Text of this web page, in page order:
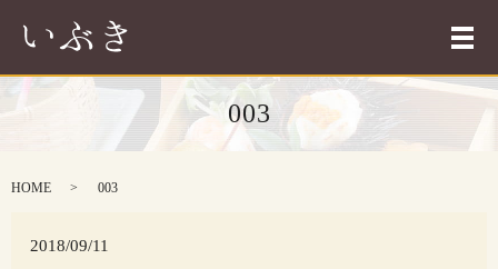
メ
003
HOME 003
2018/09/11